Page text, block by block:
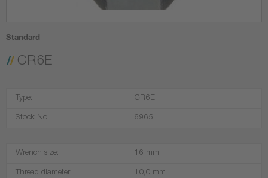
Standard
CR6E
Type: CR6E
Stock No.: 6965
Wrench size: 16 mm
Thread diameter: 10,0 mm